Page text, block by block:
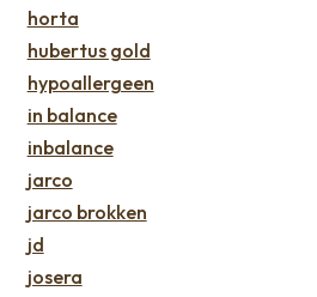
horta
hubertus gold
hypoallergeen
in balance
inbalance
jarco
jarco brokken
jd
josera